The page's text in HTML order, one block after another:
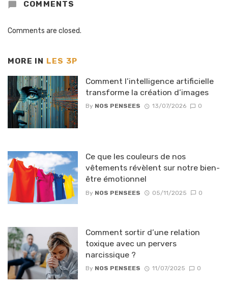
COMMENTS
Comments are closed.
MORE IN LES 3P
Comment l’intelligence artificielle
transforme la création d’images
By NOS PENSEES 13/07/2026 0
Ce que les couleurs de nos
vêtements révèlent sur notre bien-
être émotionnel
By NOS PENSEES 05/11/2025 0
Comment sortir d’une relation
toxique avec un pervers
narcissique ?
By NOS PENSEES 11/07/2025 0